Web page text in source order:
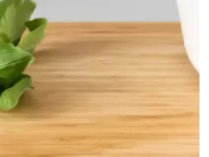
dayanıklı ve
kolaylaştırır.
için ideal bir
Mutfağınız İçin